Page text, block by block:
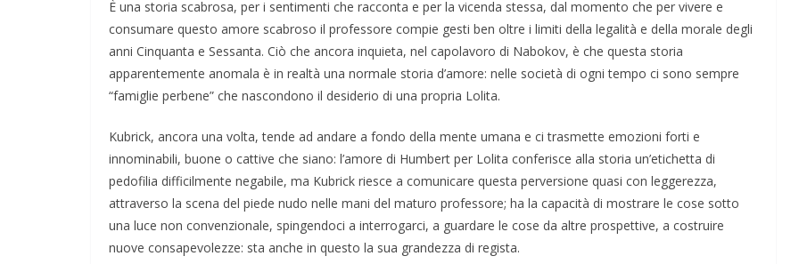
È una storia scabrosa, per i sentimenti che racconta e per la vicenda stessa, dal momento che per vivere e
consumare questo amore scabroso il professore compie gesti ben oltre i limiti della legalità e della morale degli
anni Cinquanta e Sessanta. Ciò che ancora inquieta, nel capolavoro di Nabokov, è che questa storia
apparentemente anomala è in realtà una normale storia d’amore: nelle società di ogni tempo ci sono sempre
“famiglie perbene” che nascondono il desiderio di una propria Lolita.
Kubrick, ancora una volta, tende ad andare a fondo della mente umana e ci trasmette emozioni forti e
innominabili, buone o cattive che siano: l’amore di Humbert per Lolita conferisce alla storia un’etichetta di
pedofilia difficilmente negabile, ma Kubrick riesce a comunicare questa perversione quasi con leggerezza,
attraverso la scena del piede nudo nelle mani del maturo professore; ha la capacità di mostrare le cose sotto
una luce non convenzionale, spingendoci a interrogarci, a guardare le cose da altre prospettive, a costruire
nuove consapevolezze: sta anche in questo la sua grandezza di regista.